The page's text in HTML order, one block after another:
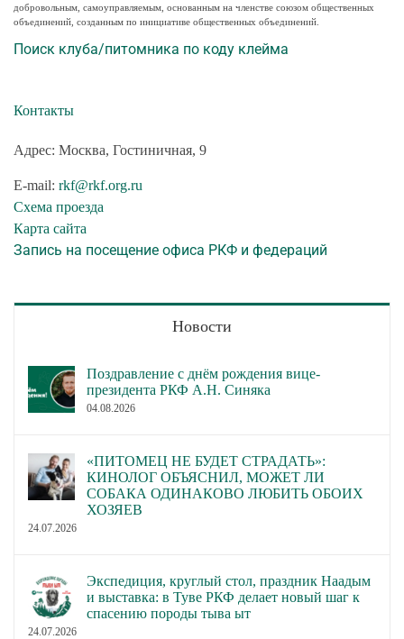
добровольным, самоуправляемым, основанным на членстве союзом общественных
объединений, созданным по инициативе общественных объединений.
Поиск клуба/питомника по коду клейма
Контакты
Адрес: Москва, Гостиничная, 9
E-mail: rkf@rkf.org.ru
Схема проезда
Карта сайта
Запись на посещение офиса РКФ и федераций
Новости
Поздравление с днём рождения вице-
президента РКФ А.Н. Синяка
04.08.2026
«ПИТОМЕЦ НЕ БУДЕТ СТРАДАТЬ»:
КИНОЛОГ ОБЪЯСНИЛ, МОЖЕТ ЛИ
СОБАКА ОДИНАКОВО ЛЮБИТЬ ОБОИХ
ХОЗЯЕВ
24.07.2026
Экспедиция, круглый стол, праздник Наадым
и выставка: в Туве РКФ делает новый шаг к
спасению породы тыва ыт
24.07.2026